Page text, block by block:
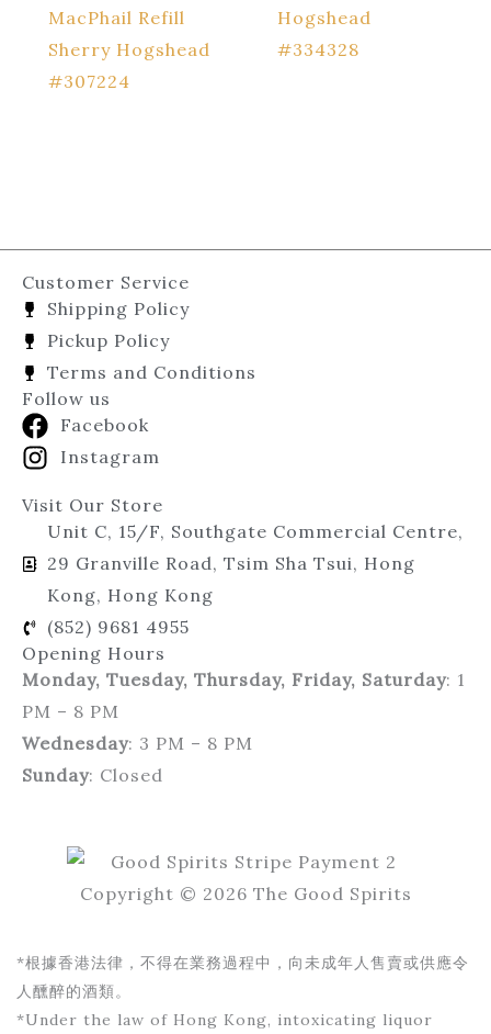
MacPhail Refill
Sherry Hogshead
#307224
Hogshead
#334328
Customer Service
Shipping Policy
Pickup Policy
Terms and Conditions
Follow us
Facebook
Instagram
Visit Our Store
Unit C, 15/F, Southgate Commercial Centre,
29 Granville Road, Tsim Sha Tsui, Hong
Kong, Hong Kong
(852) 9681 4955
Opening Hours
Monday, Tuesday, Thursday, Friday, Saturday: 1
PM – 8 PM
Wednesday: 3 PM – 8 PM
Sunday: Closed
Copyright © 2026 The Good Spirits
*根據香港法律，不得在業務過程中，向未成年人售賣或供應令
人醺醉的酒類。
*Under the law of Hong Kong, intoxicating liquor